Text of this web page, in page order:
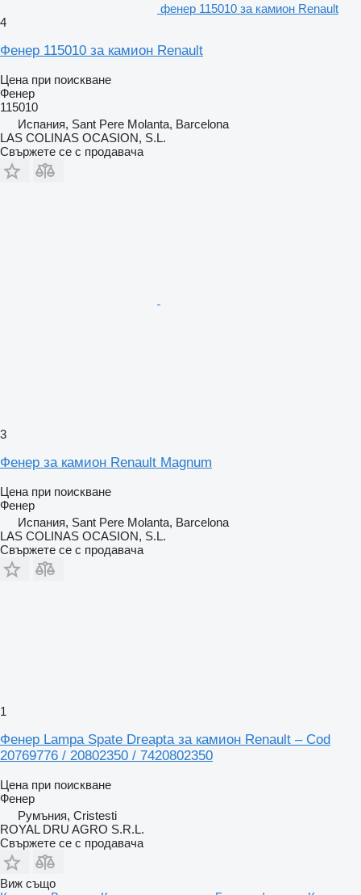
фенер 115010 за камион Renault
4
Фенер 115010 за камион Renault
Цена при поискване
Фенер
115010
Испания, Sant Pere Molanta, Barcelona
LAS COLINAS OCASION, S.L.
Свържете се с продавача
3
Фенер за камион Renault Magnum
Цена при поискване
Фенер
Испания, Sant Pere Molanta, Barcelona
LAS COLINAS OCASION, S.L.
Свържете се с продавача
1
Фенер Lampa Spate Dreapta за камион Renault – Cod
20769776 / 20802350 / 7420802350
Цена при поискване
Фенер
Румъния, Cristesti
ROYAL DRU AGRO S.R.L.
Свържете се с продавача
Виж също